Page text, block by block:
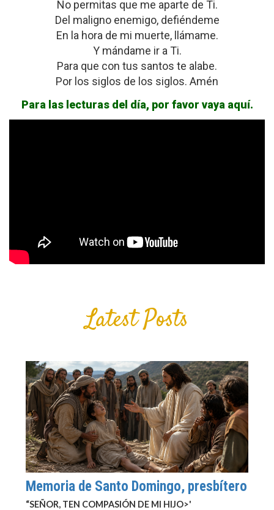
No permitas que me aparte de Ti.
Del maligno enemigo, defiéndeme
En la hora de mi muerte, llámame.
Y mándame ir a Ti.
Para que con tus santos te alabe.
Por los siglos de los siglos. Amén
Para las lecturas del día, por favor vaya aquí.
Latest Posts
Memoria de Santo Domingo, presbítero
“SEÑOR, TEN COMPASIÓN DE MI HIJO>'